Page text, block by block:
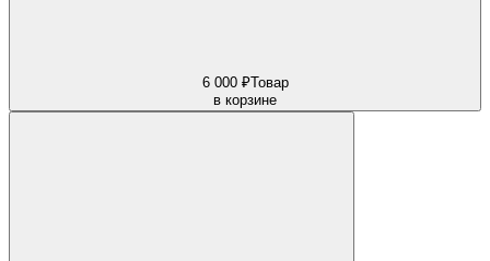
6 000 ₽Товар
в корзине